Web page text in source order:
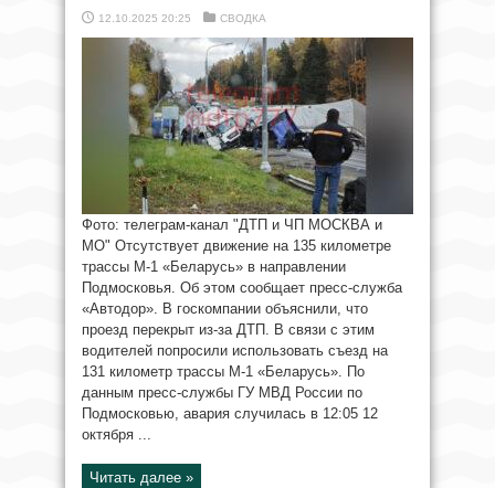
12.10.2025 20:25 СВОДКА
Фото: телеграм-канал "ДТП и ЧП МОСКВА и
МО" Отсутствует движение на 135 километре
трассы М-1 «Беларусь» в направлении
Подмосковья. Об этом сообщает пресс-служба
«Автодор». В госкомпании объяснили, что
проезд перекрыт из-за ДТП. В связи с этим
водителей попросили использовать съезд на
131 километр трассы М-1 «Беларусь». По
данным пресс-службы ГУ МВД России по
Подмосковью, авария случилась в 12:05 12
октября ...
Читать далее »